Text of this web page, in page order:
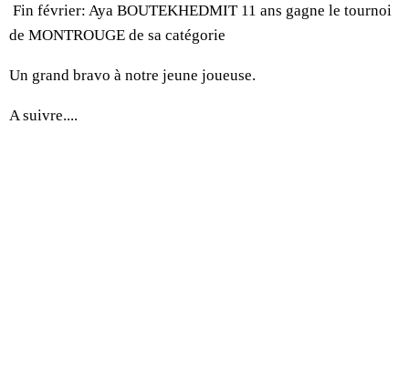
Fin février: Aya BOUTEKHEDMIT 11 ans gagne le tournoi
de MONTROUGE de sa catégorie
Un grand bravo à notre jeune joueuse.
A suivre....